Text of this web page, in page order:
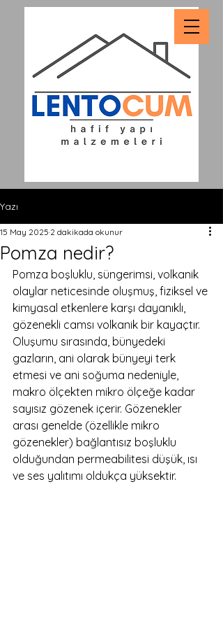
Yazı
Pomza nedir?
15 May 2025 2 dakikada okunur
Pomza boşluklu, süngerimsi, volkanik
olaylar neticesinde oluşmuş, fiziksel ve
kimyasal etkenlere karşı dayanıklı,
gözenekli camsı volkanik bir kayaçtır.
Oluşumu sırasında, bünyedeki
gazların, ani olarak bünyeyi terk
etmesi ve ani soğuma nedeniyle,
makro ölçekten mikro ölçeğe kadar
sayısız gözenek içerir. Gözenekler
arası genelde (özellikle mikro
gözenekler) bağlantısız boşluklu
olduğundan permeabilitesi düşük, ısı
ve ses yalıtımı oldukça yüksektir.